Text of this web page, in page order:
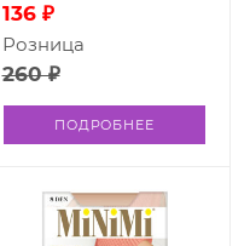
136 ₽
260 ₽
Розница
ПОДРОБНЕЕ